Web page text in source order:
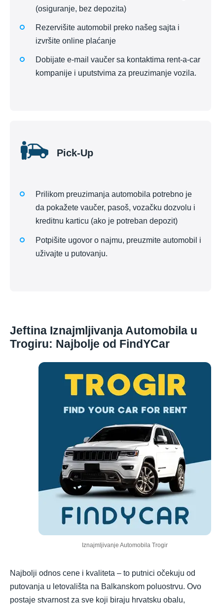
(osiguranje, bez depozita)
Rezervišite automobil preko našeg sajta i
izvršite online plaćanje
Dobijate e-mail vaučer sa kontaktima rent-a-car
kompanije i uputstvima za preuzimanje vozila.
Pick-Up
Prilikom preuzimanja automobila potrebno je
da pokažete vaučer, pasoš, vozačku dozvolu i
kreditnu karticu (ako je potreban depozit)
Potpišite ugovor o najmu, preuzmite automobil i
uživajte u putovanju.
Jeftina Iznajmljivanja Automobila u
Trogiru: Najbolje od FindYCar
Iznajmljivanje Automobila Trogir
Najbolji odnos cene i kvaliteta – to putnici očekuju od
putovanja u letovališta na Balkanskom poluostrvu. Ovo
postaje stvarnost za sve koji biraju hrvatsku obalu,